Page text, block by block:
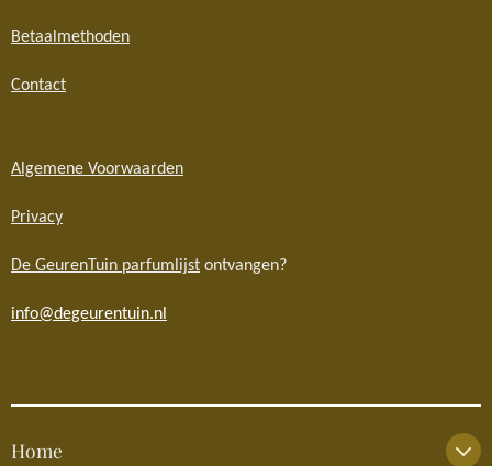
Betaalmethoden
Contact
Algemene Voorwaarden
Privacy
De GeurenTuin parfumlijst ontvangen?
info@degeurentuin.nl
Home